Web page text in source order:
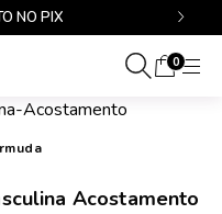
NO PIX
0
Acostamento